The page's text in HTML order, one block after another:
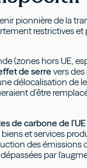
pionnière de la
restrictives
(zones hors UE,
de serre vers
délocalisation de
d’être
de carbone de l’UE
et services
des émissions
par